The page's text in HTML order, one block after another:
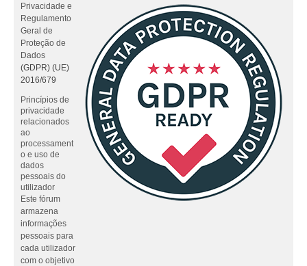
Privacidade e
Regulamento
Geral de
Proteção de
Dados
(GDPR) (UE)
2016/679
Princípios de
privacidade
relacionados
ao
processament
o e uso de
dados
pessoais do
utilizador
Este fórum
armazena
informações
pessoais para
cada utilizador
com o objetivo